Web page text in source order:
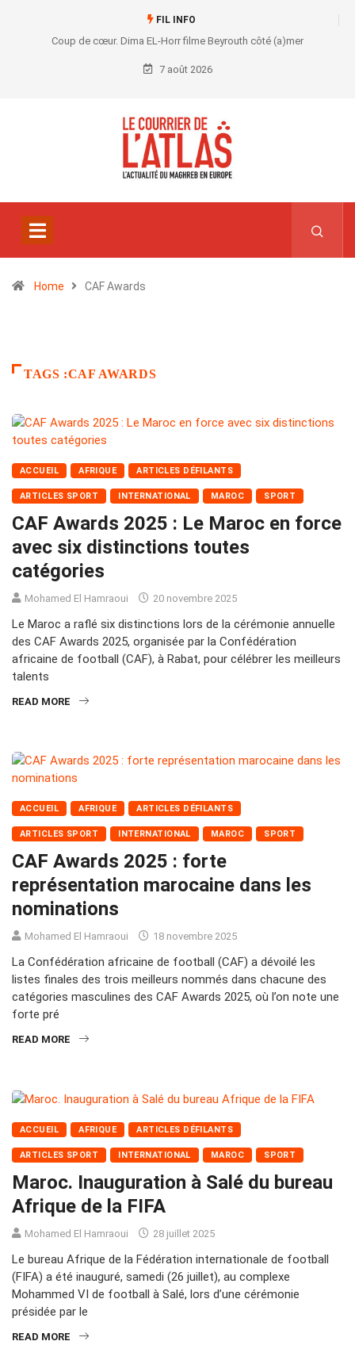
FIL INFO
Coup de cœur. Dima EL-Horr filme Beyrouth côté (a)mer
7 août 2026
Home CAF Awards
TAGS :CAF AWARDS
ACCUEIL AFRIQUE ARTICLES DÉFILANTS
ARTICLES SPORT INTERNATIONAL MAROC SPORT
CAF Awards 2025 : Le Maroc en force
avec six distinctions toutes
catégories
Mohamed El Hamraoui 20 novembre 2025
Le Maroc a raflé six distinctions lors de la cérémonie annuelle
des CAF Awards 2025, organisée par la Confédération
africaine de football (CAF), à Rabat, pour célébrer les meilleurs
talents
READ MORE
ACCUEIL AFRIQUE ARTICLES DÉFILANTS
ARTICLES SPORT INTERNATIONAL MAROC SPORT
CAF Awards 2025 : forte
représentation marocaine dans les
nominations
Mohamed El Hamraoui 18 novembre 2025
La Confédération africaine de football (CAF) a dévoilé les
listes finales des trois meilleurs nommés dans chacune des
catégories masculines des CAF Awards 2025, où l’on note une
forte pré
READ MORE
ACCUEIL AFRIQUE ARTICLES DÉFILANTS
ARTICLES SPORT INTERNATIONAL MAROC SPORT
Maroc. Inauguration à Salé du bureau
Afrique de la FIFA
Mohamed El Hamraoui 28 juillet 2025
Le bureau Afrique de la Fédération internationale de football
(FIFA) a été inauguré, samedi (26 juillet), au complexe
Mohammed VI de football à Salé, lors d’une cérémonie
présidée par le
READ MORE